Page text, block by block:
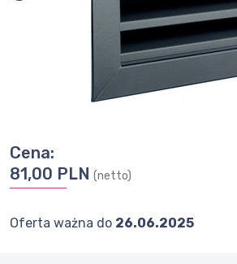
Cena:
81,00 PLN (netto)
Oferta ważna do 26.06.2025